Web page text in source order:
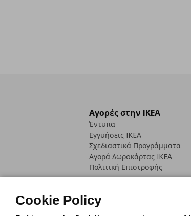
Αγορές στην IKEA
Έντυπα
Εγγυήσεις IKEA
Σχεδιαστικά Προγράμματα
Αγορά Δωρoκάρτας IKEA
Πολιτική Επιστροφής
Cookie Policy